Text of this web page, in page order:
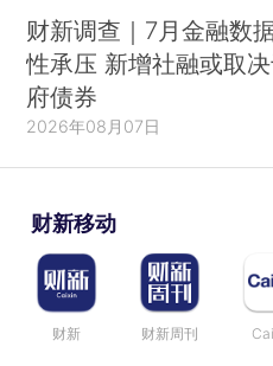
财新调查｜7月金融数
性承压 新增社融或取
府债券
2026年08月07日
财新移动
财新 财新周刊